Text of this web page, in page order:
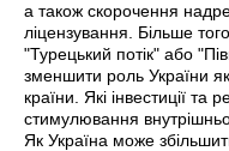
а також скорочення
ліцензування. Більше
"Турецький потік" або
зменшити роль України
країни. Які інвестиції та
стимулювання
Як Україна може